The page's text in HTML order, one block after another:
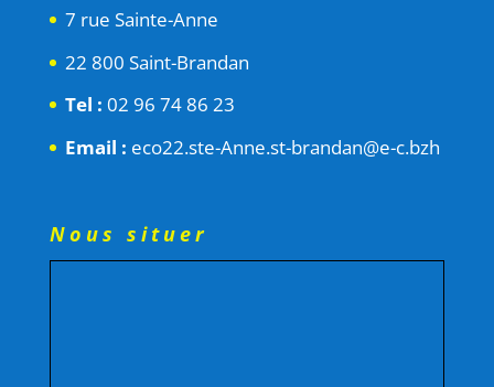
7 rue Sainte-Anne
22 800 Saint-Brandan
Tel : 02 96 74 86 23
Email : eco22.ste-Anne.st-brandan@e-c.bzh
Nous situer